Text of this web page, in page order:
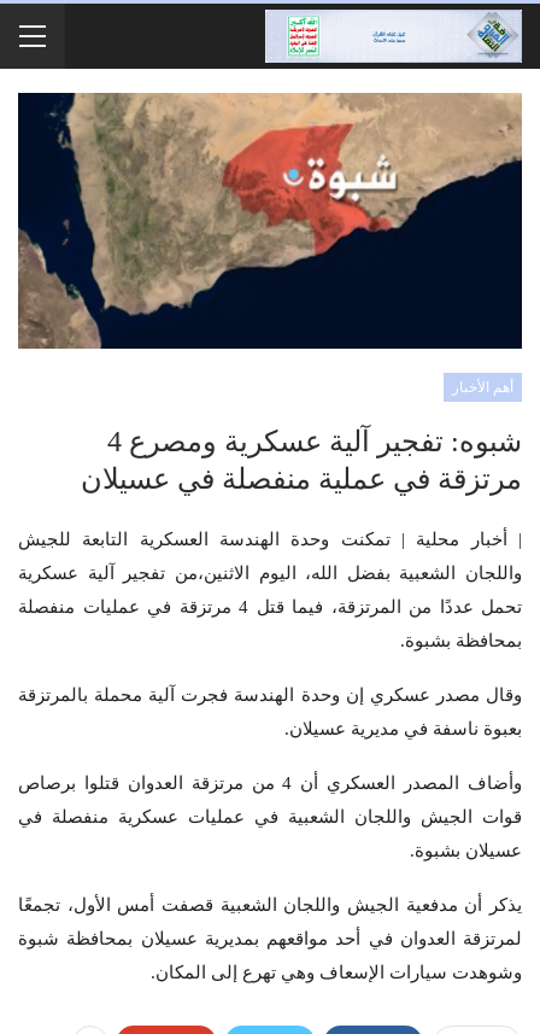
أهم الأخبار
شبوه: تفجير آلية عسكرية ومصرع 4
مرتزقة في عملية منفصلة في عسيلان
| أخبار محلية | تمكنت وحدة الهندسة العسكرية التابعة للجيش
واللجان الشعبية بفضل الله، اليوم الاثنين،من تفجير آلية عسكرية
تحمل عددًا من المرتزقة، فيما قتل 4 مرتزقة في عمليات منفصلة
بمحافظة بشبوة.
وقال مصدر عسكري إن وحدة الهندسة فجرت آلية محملة بالمرتزقة
بعبوة ناسفة في مديرية عسيلان.
وأضاف المصدر العسكري أن 4 من مرتزقة العدوان قتلوا برصاص
قوات الجيش واللجان الشعبية في عمليات عسكرية منفصلة في
عسيلان بشبوة.
يذكر أن مدفعية الجيش واللجان الشعبية قصفت أمس الأول، تجمعًا
لمرتزقة العدوان في أحد مواقعهم بمديرية عسيلان بمحافظة شبوة
وشوهدت سيارات الإسعاف وهي تهرع إلى المكان.